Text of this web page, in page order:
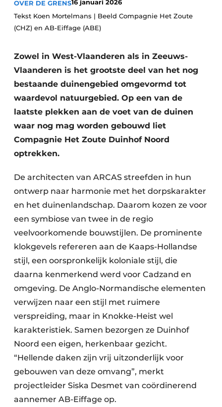
Vacatures
Aanmelden
Bedrijven
Contact
Akoestiek
Brandveiligheid
Evenementen
Dak & Gevel
Houtbouw
HVAC
Interieurarchitectuur
Keukens
Renovatie
Software
Toegangscontrole
Veiligheid & Opleiding
OVER DE GRENS16 januari 2026
Tekst Koen Mortelmans | Beeld Compagnie Het Zoute
(CHZ) en AB-Eiffage (ABE)
Zowel in West-Vlaanderen als in Zeeuws-
Vlaanderen is het grootste deel van het nog
bestaande duinengebied omgevormd tot
waardevol natuurgebied. Op een van de
laatste plekken aan de voet van de duinen
waar nog mag worden gebouwd liet
Compagnie Het Zoute Duinhof Noord
optrekken.
De architecten van ARCAS streefden in hun
ontwerp naar harmonie met het dorpskarakter
en het duinenlandschap. Daarom kozen ze voor
een symbiose van twee in de regio
veelvoorkomende bouwstijlen. De prominente
klokgevels refereren aan de Kaaps-Hollandse
stijl, een oorspronkelijk koloniale stijl, die
daarna kenmerkend werd voor Cadzand en
omgeving. De Anglo-Normandische elementen
verwijzen naar een stijl met ruimere
verspreiding, maar in Knokke-Heist wel
karakteristiek. Samen bezorgen ze Duinhof
Noord een eigen, herkenbaar gezicht.
“Hellende daken zijn vrij uitzonderlijk voor
gebouwen van deze omvang”, merkt
projectleider Siska Desmet van coördinerend
aannemer AB-Eiffage op.